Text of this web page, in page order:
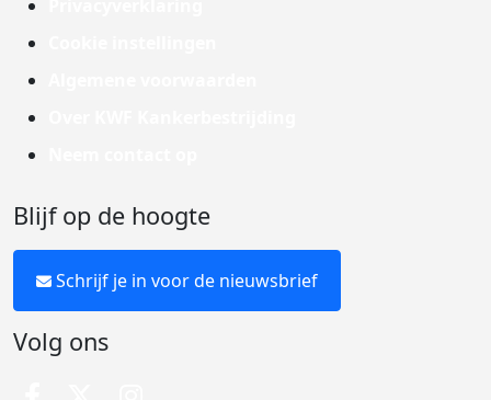
Blijf op de hoogte
Schrijf je in voor de nieuwsbrief
Volg ons